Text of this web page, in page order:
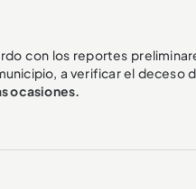
con los reportes
a verificar el deceso
ocasiones.